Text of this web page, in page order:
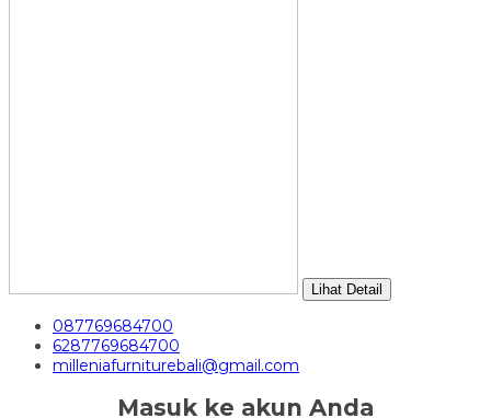
Lihat Detail
087769684700
6287769684700
milleniafurniturebali@gmail.com
Masuk ke akun Anda